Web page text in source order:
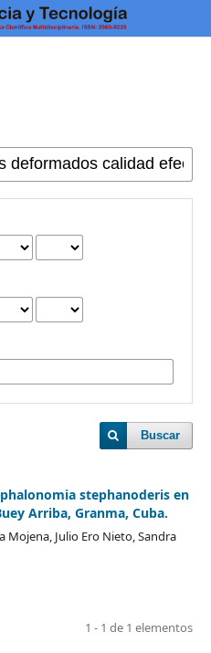
Buscar
stephanoderis en
Arriba, Granma, Cuba.
Mojena, Julio Ero Nieto, Sandra
1 - 1 de 1 elementos